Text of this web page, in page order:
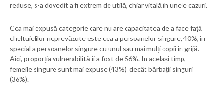
reduse, s-a dovedit a fi extrem de utilă, chiar vitală în unele cazuri.
Cea mai expusă categorie care nu are capacitatea de a face față
cheltuielilor neprevăzute este cea a persoanelor singure, 40%, în
special a persoanelor singure cu unul sau mai mulți copii în grijă.
Aici, proporția vulnerabilității a fost de 56%. În același timp,
femeile singure sunt mai expuse (43%), decât bărbații singuri
(36%).